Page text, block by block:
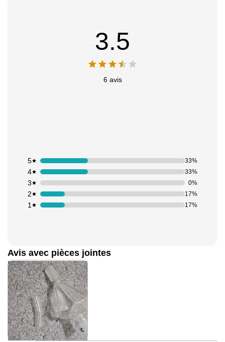
3.5
6 avis
1 17%
2 17%
3 0%
4 33%
5 33%
Avis avec pièces jointes